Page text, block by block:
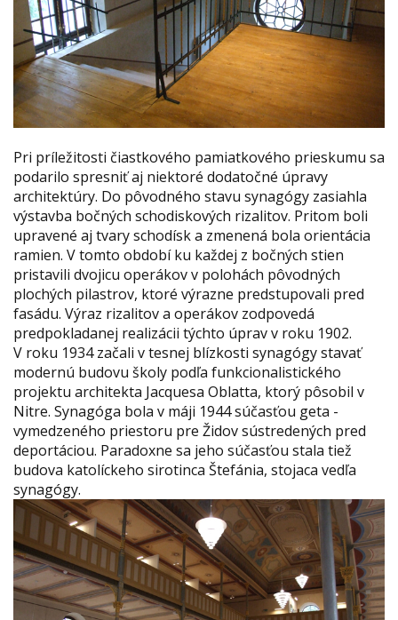
Pri príležitosti čiastkového pamiatkového prieskumu sa
podarilo spresniť aj niektoré dodatočné úpravy
architektúry. Do pôvodného stavu synagógy zasiahla
výstavba bočných schodiskových rizalitov. Pritom boli
upravené aj tvary schodísk a zmenená bola orientácia
ramien. V tomto období ku každej z bočných stien
pristavili dvojicu operákov v polohách pôvodných
plochých pilastrov, ktoré výrazne predstupovali pred
fasádu. Výraz rizalitov a operákov zodpovedá
predpokladanej realizácii týchto úprav v roku 1902.
V roku 1934 začali v tesnej blízkosti synagógy stavať
modernú budovu školy podľa funkcionalistického
projektu architekta Jacquesa Oblatta, ktorý pôsobil v
Nitre. Synagóga bola v máji 1944 súčasťou geta -
vymedzeného priestoru pre Židov sústredených pred
deportáciou. Paradoxne sa jeho súčasťou stala tiež
budova katolíckeho sirotinca Štefánia, stojaca vedľa
synagógy.